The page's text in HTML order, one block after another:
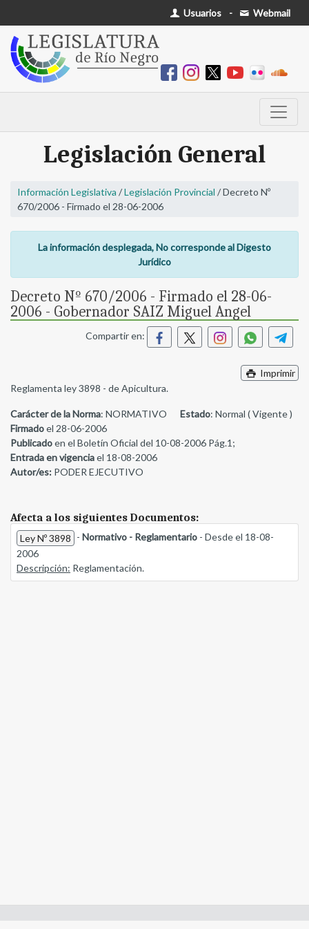
Usuarios - Webmail
Legislación General
Información Legislativa /Legislación Provincial / Decreto Nº
670/2006 - Firmado el 28-06-2006
La información desplegada, No corresponde al Digesto
Jurídico
Decreto Nº 670/2006 - Firmado el 28-06-
2006 - Gobernador SAIZ Miguel Angel
Compartir en:
Imprimir
Reglamenta ley 3898 - de Apicultura.
Carácter de la Norma: NORMATIVO Estado: Normal ( Vigente )
Firmadoel 28-06-2006
Publicadoen el Boletín Oficial del 10-08-2006 Pág.1;
Entrada en vigenciael 18-08-2006
Autor/es: PODER EJECUTIVO
Afecta a los siguientes Documentos:
Ley Nº 3898 - Normativo - Reglamentario - Desde el 18-08-
2006
Descripción: Reglamentación.